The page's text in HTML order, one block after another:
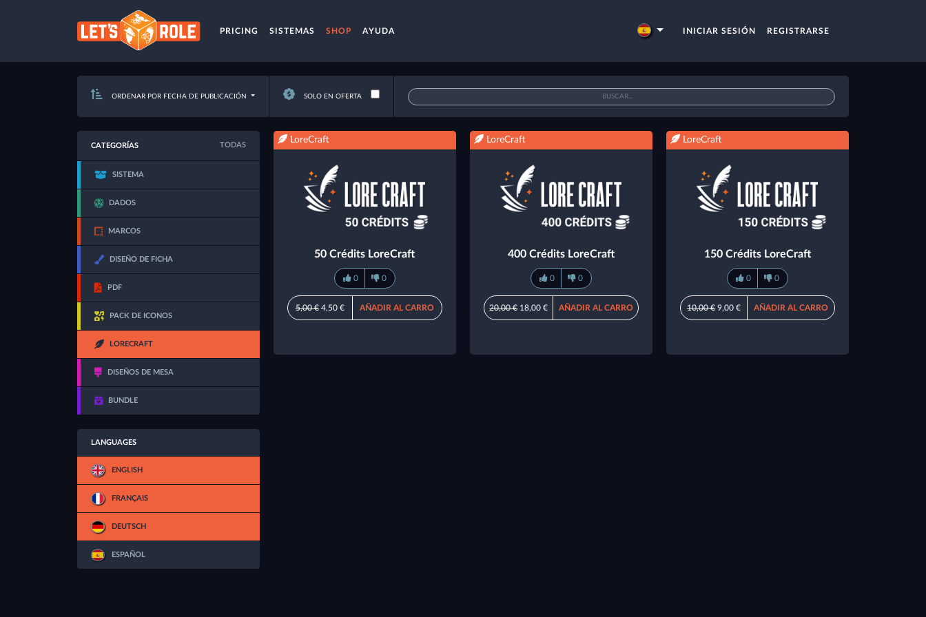
PRICING SISTEMAS SHOP AYUDA INICIAR SESIÓN REGISTRARSE
ORDENAR POR FECHA DE PUBLICACIÓN SOLO EN OFERTA
CATEGORÍAS TODAS
SISTEMA
DADOS
MARCOS
DISEÑO DE FICHA
PDF
PACK DE ICONOS
LORECRAFT
DISEÑOS DE MESA
BUNDLE
LANGUAGES
ENGLISH
FRANÇAIS
DEUTSCH
ESPAÑOL
LoreCraft
50 Crédits LoreCraft
0 0
5,00 €4,50 € AÑADIR AL CARRO
LoreCraft
400 Crédits LoreCraft
0 0
20,00 €18,00 € AÑADIR AL CARRO
LoreCraft
150 Crédits LoreCraft
0 0
10,00 €9,00 € AÑADIR AL CARRO